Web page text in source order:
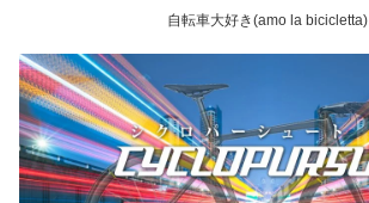
自転車大好き(amo la bicicletta)